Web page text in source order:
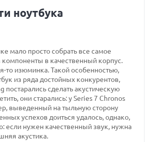
ноутбука
мало просто собрать все самое
в качественный корпус.
то изюминка. Такой особенностью,
из ряда достойных конкурентов,
постарались сделать акустическую
они старались: у Series 7 Chronos
выведенный на тыльную сторону
успехов доиться удалось, однако,
если нужен качественный звук, нужна
акустика.